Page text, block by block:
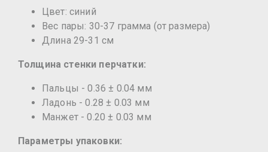
Цвет: синий
Вес пары: 30-37 грамма (от размера)
Длина 29-31 cм
Толщина стенки перчатки:
Пальцы - 0.36 ± 0.04 мм
Ладонь - 0.28 ± 0.03 мм
Манжет - 0.20 ± 0.03 мм
Параметры упаковки: